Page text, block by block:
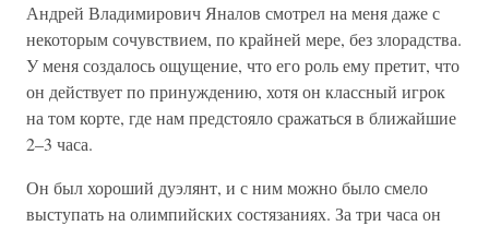
Андрей Владимирович Яналов смотрел на меня даже с
некоторым сочувствием, по крайней мере, без злорадства.
У меня создалось ощущение, что его роль ему претит, что
он действует по принуждению, хотя он классный игрок
на том корте, где нам предстояло сражаться в ближайшие
2–3 часа.
Он был хороший дуэлянт, и с ним можно было смело
выступать на олимпийских состязаниях. За три часа он